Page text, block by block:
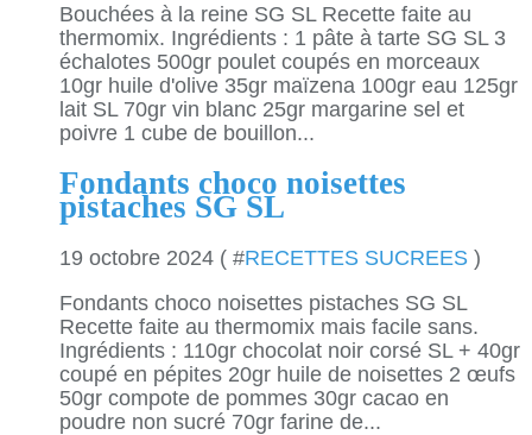
Bouchées à la reine SG SL Recette faite au
thermomix. Ingrédients : 1 pâte à tarte SG SL 3
échalotes 500gr poulet coupés en morceaux
10gr huile d'olive 35gr maïzena 100gr eau 125gr
lait SL 70gr vin blanc 25gr margarine sel et
poivre 1 cube de bouillon...
Fondants choco noisettes
pistaches SG SL
19 octobre 2024 ( #RECETTES SUCREES )
Fondants choco noisettes pistaches SG SL
Recette faite au thermomix mais facile sans.
Ingrédients : 110gr chocolat noir corsé SL + 40gr
coupé en pépites 20gr huile de noisettes 2 œufs
50gr compote de pommes 30gr cacao en
poudre non sucré 70gr farine de...